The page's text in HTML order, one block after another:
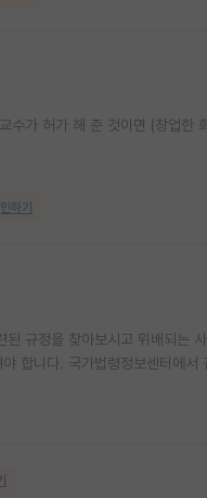
수가 허가 해 준 것이면 (창업한
하기
규정을 찾아보시고 위배되는
합니다. 국가법령정보센터에서